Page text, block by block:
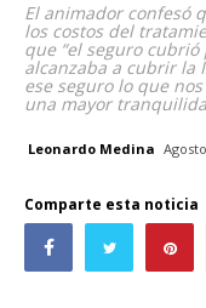
El animador confesó
los costos del
que “el seguro
alcanzaba a cubrir la
ese seguro lo que
una mayor
Leonardo Medina
Comparte esta noticia